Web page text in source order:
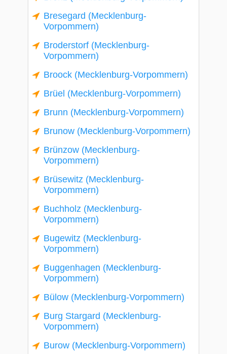
Bresegard (Mecklenburg-
Vorpommern)
Broderstorf (Mecklenburg-
Vorpommern)
Broock (Mecklenburg-Vorpommern)
Brüel (Mecklenburg-Vorpommern)
Brunn (Mecklenburg-Vorpommern)
Brunow (Mecklenburg-Vorpommern)
Brünzow (Mecklenburg-
Vorpommern)
Brüsewitz (Mecklenburg-
Vorpommern)
Buchholz (Mecklenburg-
Vorpommern)
Bugewitz (Mecklenburg-
Vorpommern)
Buggenhagen (Mecklenburg-
Vorpommern)
Bülow (Mecklenburg-Vorpommern)
Burg Stargard (Mecklenburg-
Vorpommern)
Burow (Mecklenburg-Vorpommern)